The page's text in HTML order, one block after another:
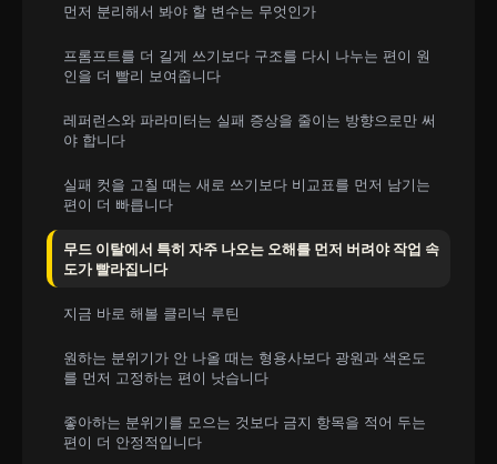
먼저 분리해서 봐야 할 변수는 무엇인가
프롬프트를 더 길게 쓰기보다 구조를 다시 나누는 편이 원
인을 더 빨리 보여줍니다
레퍼런스와 파라미터는 실패 증상을 줄이는 방향으로만 써
야 합니다
실패 컷을 고칠 때는 새로 쓰기보다 비교표를 먼저 남기는
편이 더 빠릅니다
무드 이탈에서 특히 자주 나오는 오해를 먼저 버려야 작업 속
도가 빨라집니다
지금 바로 해볼 클리닉 루틴
원하는 분위기가 안 나올 때는 형용사보다 광원과 색온도
를 먼저 고정하는 편이 낫습니다
좋아하는 분위기를 모으는 것보다 금지 항목을 적어 두는
편이 더 안정적입니다